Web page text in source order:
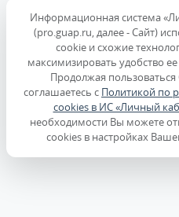
Образование
Ученые степени, звания
Повышение квалификации
Информационная система
(pro.guap.ru, далее - Сайт)
cookie и схожие
максимизировать удобство
Продолжая
соглашаетесь с Политикой по
cookies в ИС «Личный
необходимости Вы можете
cookies в настройках